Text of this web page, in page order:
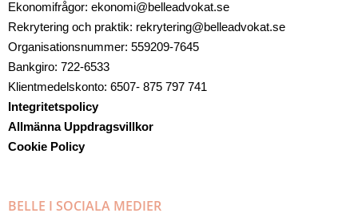
Ekonomifrågor: ekonomi@belleadvokat.se
Rekrytering och praktik: rekrytering@belleadvokat.se
Organisationsnummer: 559209-7645
Bankgiro: 722-6533
Klientmedelskonto: 6507- 875 797 741
Integritetspolicy
Allmänna Uppdragsvillkor
Cookie Policy
BELLE I SOCIALA MEDIER